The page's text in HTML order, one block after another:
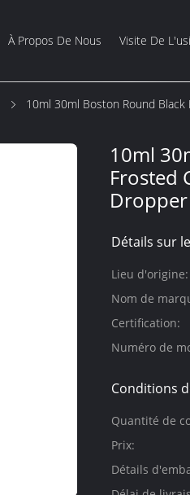
À Propos De Nous Visite De
10ml 30ml Boston Round
10ml
Frosted
Détails sur
Lieu d'origine:
Nom de
Certification:
Numéro de
Conditions
Quantité de
min:
Prix:
Détails